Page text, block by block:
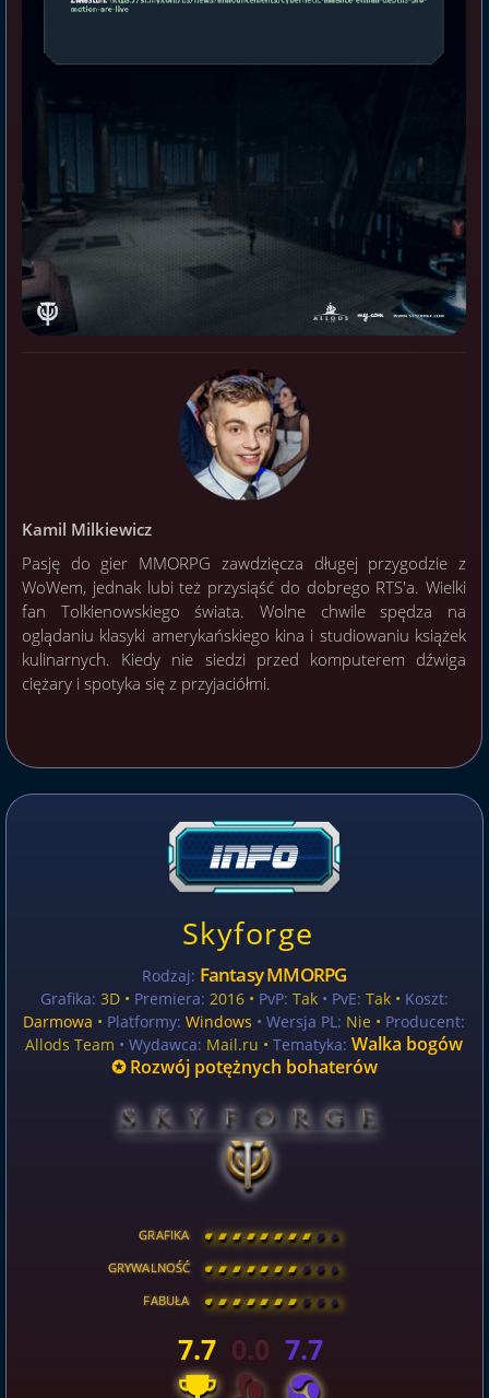
Kamil Milkiewicz
Pasję do gier MMORPG zawdzięcza długej przygodzie z
WoWem, jednak lubi też przysiąść do dobrego RTS'a. Wielki
fan Tolkienowskiego świata. Wolne chwile spędza na
oglądaniu klasyki amerykańskiego kina i studiowaniu książek
kulinarnych. Kiedy nie siedzi przed komputerem dźwiga
ciężary i spotyka się z przyjaciółmi.
Skyforge
Rodzaj: Fantasy MMORPG
Grafika: 3D • Premiera: 2016 • PvP: Tak• PvE: Tak • Koszt:
Darmowa • Platformy: Windows • Wersja PL: Nie • Producent:
Allods Team • Wydawca: Mail.ru •Tematyka: Walka bogów
✪ Rozwój potężnych bohaterów
GRAFIKA [ \ \ \ \ \ \ \ \ ]
GRYWALNOŚĆ [ \ \ \ \ \ \ \ \ ]
FABUŁA [ \ \ \ \ \ \ \ \ ]
7.7 0.0 7.7